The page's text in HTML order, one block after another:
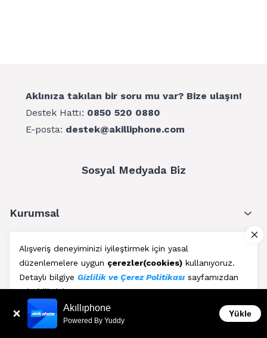
Alışveriş deneyiminizi iyileştirmek için yasal
düzenlemelere uygun çerezler(cookies) kullanıyoruz.
Detaylı bilgiye Gizlilik ve Çerez Politikası sayfamızdan
erişebilirsiniz.
Kabul Et
Aklınıza takılan bir soru mu var? Bize ulaşın!
Destek Hattı: 0850 520 0880
E-posta: destek@akilliphone.com
Sosyal Medyada Biz
Kurumsal
Müşteri Hizmetleri
Üyelik
Blog Akıllıphone
Powered By Yuddy
Yükle